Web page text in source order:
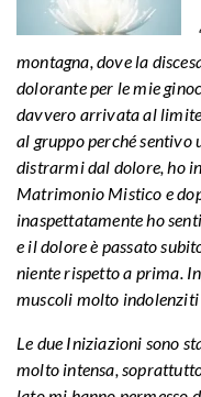
montagna, dove la
dolorante per le mie
davvero arrivata al
al gruppo perché sentivo
distrarmi dal dolore, ho
Matrimonio Mistico e
inaspettatamente ho
e il dolore è passato
niente rispetto a prima.
muscoli molto
Le due Iniziazioni sono
molto intensa,